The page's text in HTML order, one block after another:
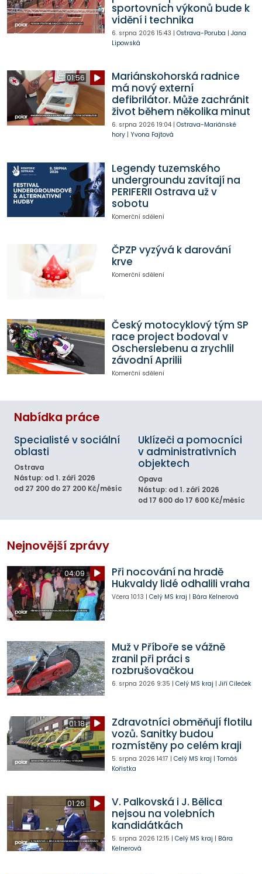
sportovních výkonů bude k
vidění i technika
6. srpna 2026 15:43 | Ostrava-Poruba | Jana
Lipowská
01:56
Mariánskohorská radnice
má nový externí
defibrilátor. Může zachránit
život během několika minut
6. srpna 2026 19:04| Ostrava-Mariánské
hory| Yvona Fajtová
Legendy tuzemského
undergroundu zavítají na
PERIFERII Ostrava už v
sobotu
Komerční sdělení
ČPZP vyzývá k darování
krve
Komerční sdělení
Český motocyklový tým SP
race project bodoval v
Oscherslebenu a zrychlil
závodní Aprilii
Komerční sdělení
Nabídka práce
Specialisté v sociální
oblasti
Ostrava
Nástup: od 1. září 2026
od 27 200 do 27 200 Kč/měsíc
Uklízeči a pomocníci
v administrativních
objektech
Opava
Nástup: od 1. září 2026
od 17 600 do 17 600 Kč/měsíc
Nejnovější zprávy
04:09
Při nocování na hradě
Hukvaldy lidé odhalili vraha
Včera 10:13 | Celý MS kraj | Bára Kelnerová
Muž v Příboře se vážně
zranil při práci s
rozbrušovačkou
6. srpna 2026 9:35 | Celý MS kraj | Jiří Cileček
01:18
Zdravotníci obměňují flotilu
vozů. Sanitky budou
rozmístěny po celém kraji
5. srpna 2026 14:17 | Celý MS kraj | Tomáš
Kořistka
01:26
V. Palkovská i J. Bělica
nejsou na volebních
kandidátkách
5. srpna 2026 12:15 | Celý MS kraj | Bára
Kelnerová